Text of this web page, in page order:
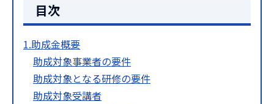
目次
1.助成金概要
助成対象事業者の要件
助成対象となる研修の要件
助成対象受講者